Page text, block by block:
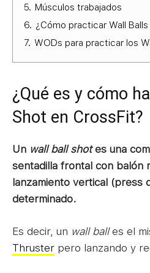
5. Músculos trabajados
6. ¿Cómo practicar Wall
7. WODs para practicar los
¿Qué es y cómo
Shot en CrossFit?
Un wall ball shotes una
sentadilla frontal con balón
lanzamiento vertical (press
determinado.
Es decir, un wall balles el
Thruster pero lanzando y